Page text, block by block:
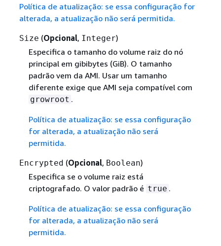
Política de atualização: se essa configuração for
alterada, a atualização não será permitida.
Size (Opcional, Integer)
Especifica o tamanho do volume raiz do nó
principal em gibibytes (GiB). O tamanho
padrão vem da AMI. Usar um tamanho
diferente exige que AMI seja compatível com
growroot .
Política de atualização: se essa configuração
for alterada, a atualização não será
permitida.
Encrypted (Opcional, Boolean)
Especifica se o volume raiz está
criptografado. O valor padrão é true .
Política de atualização: se essa configuração
for alterada, a atualização não será
permitida.